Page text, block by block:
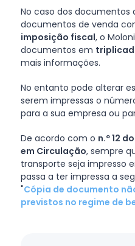
No caso dos documentos
documentos de venda
imposição fiscal, o
documentos em
mais informações.
No entanto pode alterar
serem impressas o
para a sua empresa ou
De acordo com o n.º 12
em Circulação, sempre
transporte seja impresso
passa a ter impressa a
"Cópia de documento
previstos no regime de